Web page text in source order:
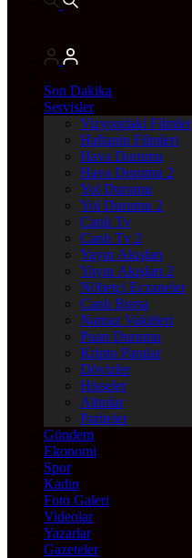
Son Dakika
Servisler
Vizyondaki Filmler
Haftanin Filmleri
Hava Durumu
Hava Durumu 2
Yol Durumu
Yol Durumu 2
Canlı Tv
Canlı Tv 2
Yayın Akışları
Yayın Akışları 2
Nöbetçi Eczaneler
Canlı Borsa
Namaz Vakitleri
Puan Durumu
Kripto Paralar
Dövizler
Hisseler
Altınlar
Pariteler
Gündem
Ekonomi
Spor
Kadın
Foto Galeri
Videolar
Yazarlar
Gazeteler